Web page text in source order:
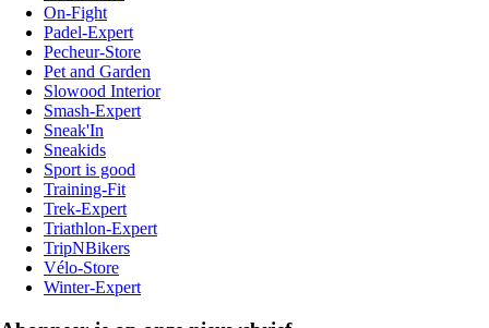
On-Fight
Padel-Expert
Pecheur-Store
Pet and Garden
Slowood Interior
Smash-Expert
Sneak'In
Sneakids
Sport is good
Training-Fit
Trek-Expert
Triathlon-Expert
TripNBikers
Vélo-Store
Winter-Expert